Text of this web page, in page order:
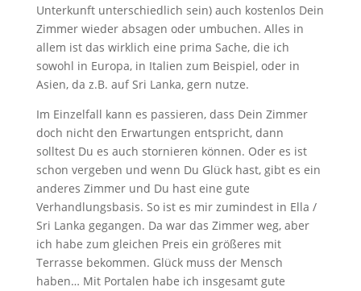
Unterkunft unterschiedlich sein) auch kostenlos Dein
Zimmer wieder absagen oder umbuchen. Alles in
allem ist das wirklich eine prima Sache, die ich
sowohl in Europa, in Italien zum Beispiel, oder in
Asien, da z.B. auf Sri Lanka, gern nutze.
Im Einzelfall kann es passieren, dass Dein Zimmer
doch nicht den Erwartungen entspricht, dann
solltest Du es auch stornieren können. Oder es ist
schon vergeben und wenn Du Glück hast, gibt es ein
anderes Zimmer und Du hast eine gute
Verhandlungsbasis. So ist es mir zumindest in Ella /
Sri Lanka gegangen. Da war das Zimmer weg, aber
ich habe zum gleichen Preis ein größeres mit
Terrasse bekommen. Glück muss der Mensch
haben… Mit Portalen habe ich insgesamt gute